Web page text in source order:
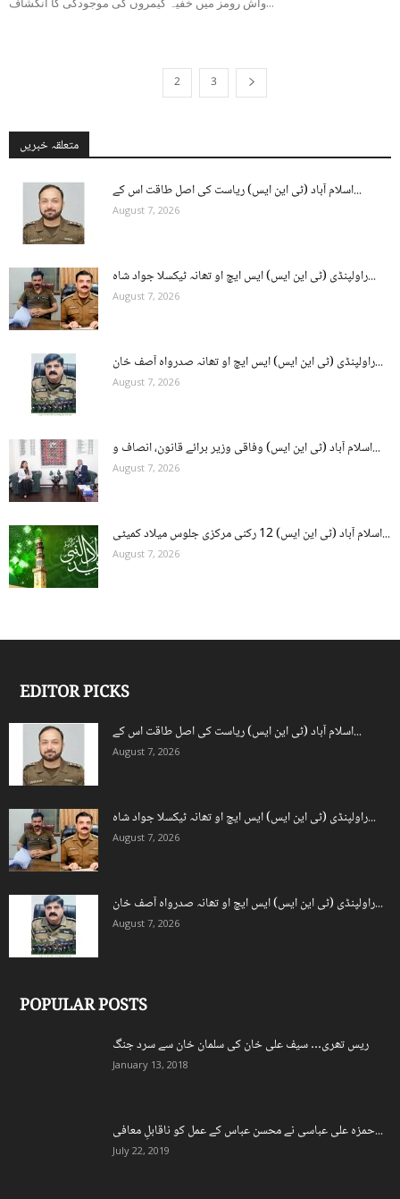
2 3
متعلقہ خبریں
اسلام آباد (ٹی این ایس) ریاست کی اصل طاقت اس کے...
August 7, 2026
راولپنڈی (ٹی این ایس) ایس ایچ او تھانہ ٹیکسلا جواد شاہ...
August 7, 2026
راولپنڈی (ٹی این ایس) ایس ایچ او تھانہ صدرواہ آصف خان...
August 7, 2026
اسلام آباد (ٹی این ایس) وفاقی وزیر برائے قانون، انصاف و...
August 7, 2026
اسلام آباد (ٹی این ایس) 12 رکنی مرکزی جلوس میلاد کمیٹی...
August 7, 2026
EDITOR PICKS
اسلام آباد (ٹی این ایس) ریاست کی اصل طاقت اس کے...
August 7, 2026
راولپنڈی (ٹی این ایس) ایس ایچ او تھانہ ٹیکسلا جواد شاہ...
August 7, 2026
راولپنڈی (ٹی این ایس) ایس ایچ او تھانہ صدرواہ آصف خان...
August 7, 2026
POPULAR POSTS
ریس تھری… سیف علی خان کی سلمان خان سے سرد جنگ
January 13, 2018
حمزہ علی عباسی نے محسن عباس کے عمل کو ناقابلِ معافی...
July 22, 2019